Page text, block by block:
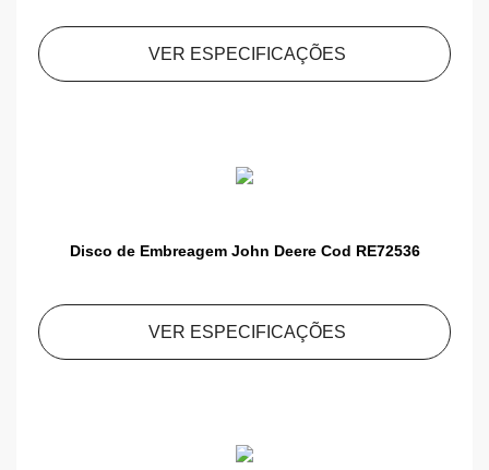
VER ESPECIFICAÇÕES
Disco de Embreagem John Deere Cod RE72536
VER ESPECIFICAÇÕES